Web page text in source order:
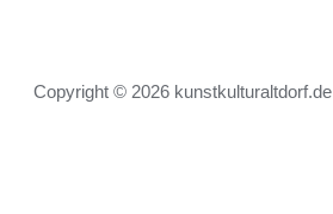
Copyright © 2026 kunstkulturaltdorf.de